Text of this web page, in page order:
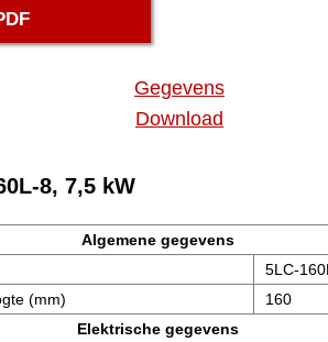
Gegevens
Download
8, 7,5 kW
Algemene gegevens
5LC-
(mm)
160
Elektrische gegevens